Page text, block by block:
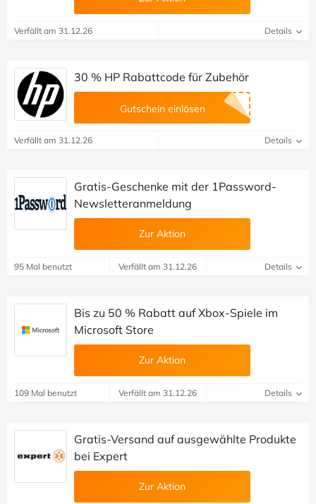
Verfällt am 31.12.26 Details
30 % HP Rabattcode für Zubehör
Gutschein einlösen
Verfällt am 31.12.26 Details
Gratis-Geschenke mit der 1Password-
Newsletteranmeldung
Zur Aktion
95 Mal benutzt Verfällt am 31.12.26 Details
Bis zu 50 % Rabatt auf Xbox-Spiele im
Microsoft Store
Zur Aktion
109 Mal benutzt Verfällt am 31.12.26 Details
Gratis-Versand auf ausgewählte Produkte
bei Expert
Zur Aktion